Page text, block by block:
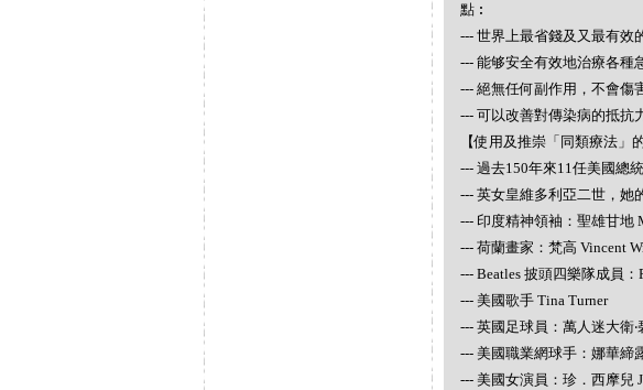
點︰
--- 世界上最省錢及又最有效
--- 能够安全有效地治療各種
--- 絕無任何副作用，不會傷
--- 可以改善對傳染病的抵抗
【使用及推崇「同類療法」
--- 過去150年來11任美國總
--- 英女皇維多利亞二世，她
--- 印度精神領袖：聖雄甘地
--- 荷蘭畫家：梵高 Vincent
--- Beatles 披頭四樂隊成員：
--- 美國歌手 Tina Turner
--- 英國足球員：萬人迷大衛‧
--- 美國職業網球手：娜華締
--- 美國女演員：珍．西摩兒